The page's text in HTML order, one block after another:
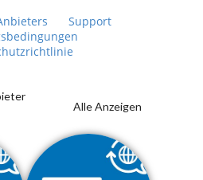
Support
Alle Anzeigen